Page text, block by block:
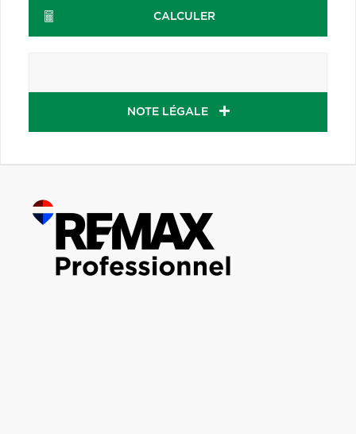
CALCULER
NOTE LÉGALE